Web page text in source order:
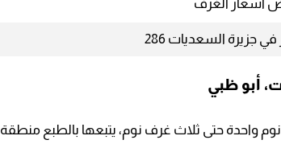
أسعار الغرف
جزيرة السعديات 286
واحدة حتى ثلاث غرف نوم، يتبعها بالطبع منطقة